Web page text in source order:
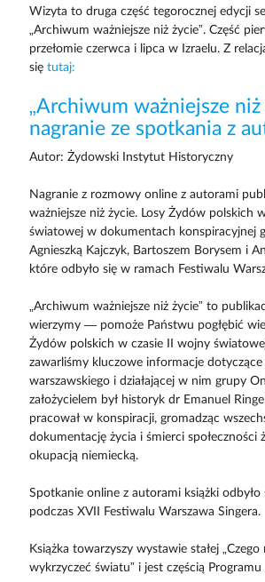
Wizyta to druga część tegorocznej edycji
„Archiwum ważniejsze niż życie”. Część
przełomie czerwca i lipca w Izraelu. Z
się tutaj:
„Archiwum ważniejsze
nagranie ze spotkania z
Autor: Żydowski Instytut Historyczny
Nagranie z rozmowy online z autorami
ważniejsze niż życie. Losy Żydów polskich
światowej w dokumentach konspiracyjnej
Agnieszką Kajczyk, Bartoszem Borysem i
które odbyło się w ramach Festiwalu
„Archiwum ważniejsze niż życie” to
wierzymy — pomoże Państwu pogłębić
Żydów polskich w czasie II wojny
zawarliśmy kluczowe informacje dotyczące
warszawskiego i działającej w nim grupy
założycielem był historyk dr Emanuel
pracował w konspiracji, gromadząc
dokumentację życia i śmierci społeczności
okupacją niemiecką.
Spotkanie online z autorami książki odbyło
podczas XVII Festiwalu Warszawa Singera.
Książka towarzyszy wystawie stałej
wykrzyczeć światu” i jest częścią Programu